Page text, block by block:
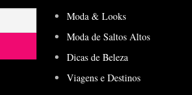
Moda & Looks
Moda de Saltos Altos
Dicas de Beleza
Viagens e Destinos